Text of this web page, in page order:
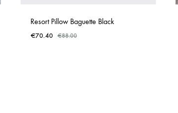
Resort Pillow Baguette Black
€70.40 €88.00